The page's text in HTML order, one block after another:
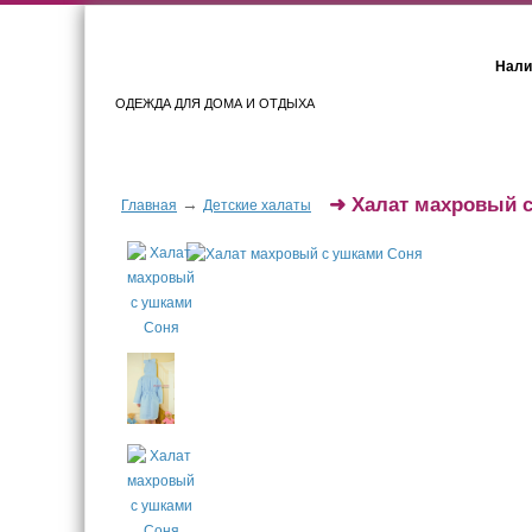
ОДЕЖДА ДЛЯ ДОМА И ОТДЫХА
Главная → Детские халаты ➜ Халат махровый